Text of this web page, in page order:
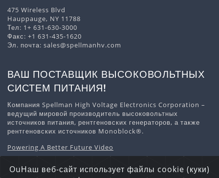
475 Wireless Blvd
Hauppauge, NY 11788
Тел: 1+ 631-630-3000
Факс: +1 631-435-1620
Эл. почта: sales@spellmanhv.com
ВАШ ПОСТАВЩИК ВЫСОКОВОЛЬТНЫХ
СИСТЕМ ПИТАНИЯ!
Компания Spellman High Voltage Electronics Corporation –
ведущий мировой производитель высоковольтных
источников питания, рентгеновских генераторов, а также
рентгеновских источников Monoblock®.
Powering A Better Future Video
OuНаш веб-сайт использует файлы cookie (куки)